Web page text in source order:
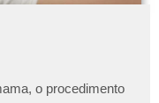
o procedimento